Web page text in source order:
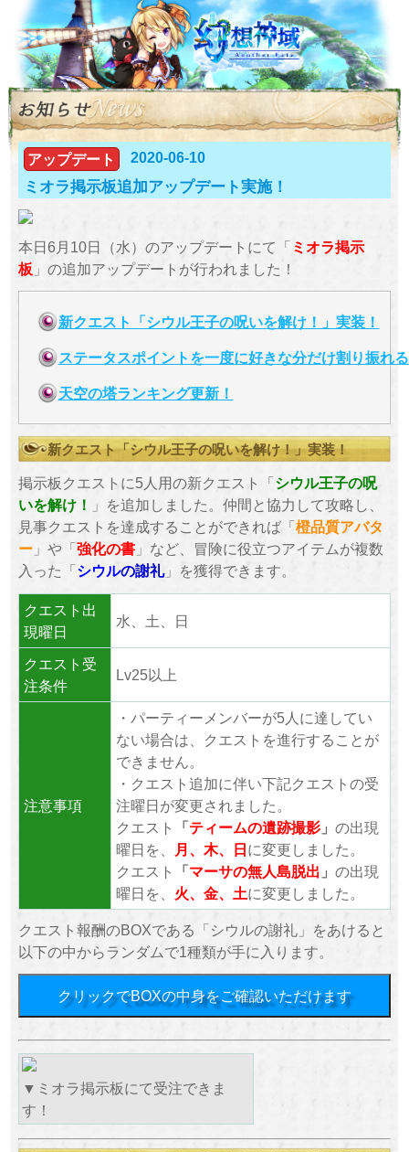
アップデート 2020-06-10
ミオラ掲示板追加アップデート実施！
本日6月10日（水）のアップデートにて「 ミオラ掲示
板 」の追加アップデートが行われました！
新クエスト「シウル王子の呪いを解け！」実装！
ステータスポイントを一度に好きな分だけ割り振れ
天空の塔ランキング更新！
新クエスト「シウル王子の呪いを解け！」実装！
掲示板クエストに5人用の新クエスト「 シウル王子の呪
いを解け！
」を追加しました。仲間と協力して攻略し、
見事クエストを達成することができれば「 橙品質アバタ
ー」や「 強化の書」など、冒険に役立つアイテムが複数
入った「 シウルの謝礼」を獲得できます。
クエスト出
現曜日
水、土、日
クエスト受
注条件
Lv25以上
注意事項
・パーティーメンバーが5人に達してい
ない場合は、クエストを進行することが
できません。
・クエスト追加に伴い下記クエストの受
注曜日が変更されました。
クエスト
「ティームの遺跡撮影」 の出現
曜日を、
月、木、日に変更しました。
クエスト
「マーサの無人島脱出 」 の出現
曜日を、 火、金、土に変更しました。
クエスト報酬のBOXである「シウルの謝礼」をあけると
以下の中からランダムで1種類が手に入ります。
クリックでBOXの中身をご確認いただけます
▼ミオラ掲示板にて受注できま
す！